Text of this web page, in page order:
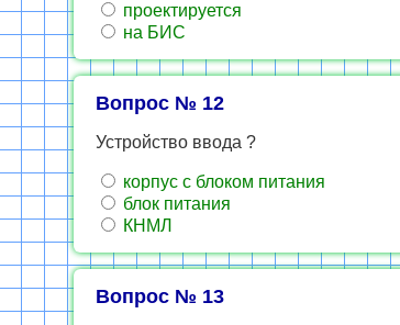
проектируется
на БИС
Вопрос № 12
Устройство ввода ?
корпус с блоком питания
блок питания
КНМЛ
Вопрос № 13